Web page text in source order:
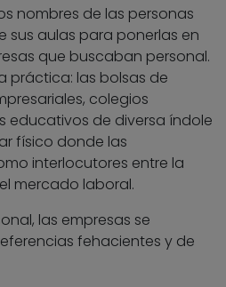
nombres de las personas
aulas para ponerlas en
que buscaban personal.
práctica: las bolsas de
colegios
educativos de diversa índole
físico donde las
interlocutores entre la
mercado laboral.
las empresas se
fehacientes y de